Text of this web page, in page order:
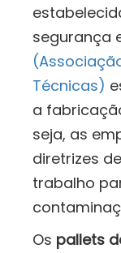
segurança
Técnicas)
a
seja, as
diretrizes
trabalho
Os pallets